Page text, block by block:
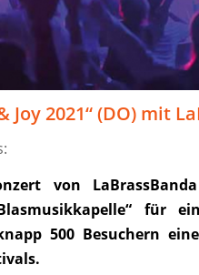
2021“ (DO) mit
von
für
500 Besuchern